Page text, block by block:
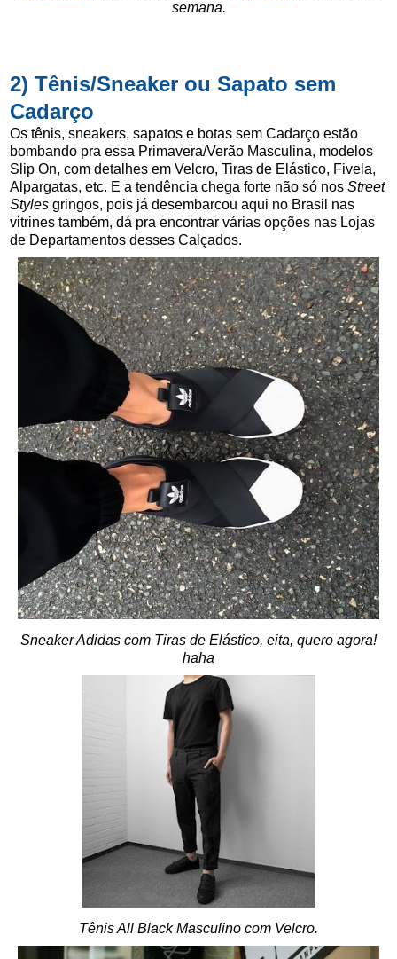
semana.
2) Tênis/Sneaker ou Sapato sem
Cadarço
Os tênis, sneakers, sapatos e botas sem Cadarço estão
bombando pra essa Primavera/Verão Masculina, modelos
Slip On, com detalhes em Velcro, Tiras de Elástico, Fivela,
Alpargatas, etc. E a tendência chega forte não só nos Street
Styles gringos, pois já desembarcou aqui no Brasil nas
vitrines também, dá pra encontrar várias opções nas Lojas
de Departamentos desses Calçados.
Sneaker Adidas com Tiras de Elástico, eita, quero agora!
haha
Tênis All Black Masculino com Velcro.